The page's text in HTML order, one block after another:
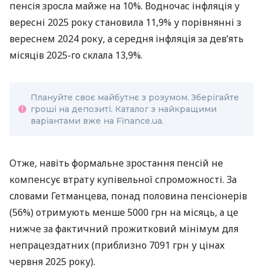
пенсія зросла майже на 10%. Водночас інфляція у
вересні 2025 року становила 11,9% у порівнянні з
вереснем 2024 року, а середня інфляція за дев’ять
місяців 2025-го склала 13,9%.
Плануйте своє майбутнє з розумом. Зберігайте
гроші на депозиті. Каталог з найкращими
варіантами вже на Finance.ua.
Отже, навіть формальне зростання пенсій не
компенсує втрату купівельної спроможності. За
словами Гетманцева, понад половина пенсіонерів
(56%) отримують менше 5000 грн на місяць, а це
нижче за фактичний прожитковий мінімум для
непрацездатних (приблизно 7091 грн у цінах
червня 2025 року).